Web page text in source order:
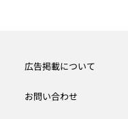
広告掲載について
お問い合わせ